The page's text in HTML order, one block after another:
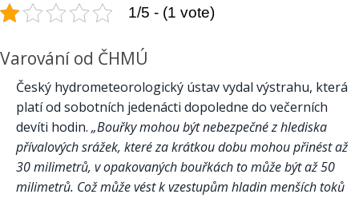
1/5 - (1 vote)
Varování od ČHMÚ
Český hydrometeorologický ústav vydal výstrahu, která
platí od sobotních jedenácti dopoledne do večerních
devíti hodin. „Bouřky mohou být nebezpečné z hlediska
přívalových srážek, které za krátkou dobu mohou přinést až
30 milimetrů, v opakovaných bouřkách to může být až 50
milimetrů. Což může vést k vzestupům hladin menších toků